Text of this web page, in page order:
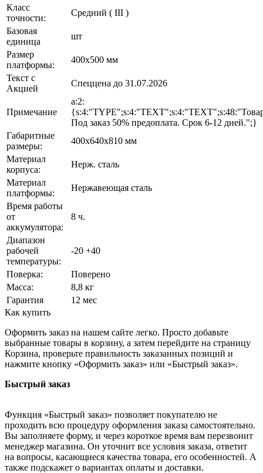
Класс
точности:
Средний ( III )
Базовая
единица
шт
Размер
платформы:
400х500 мм
Текст с
Акцией
Спеццена до 31.07.2026
Примечание
a:2:
Под заказ 50% предоплата. Срок 6-12 дней.";}
Габаритные
размеры:
400х640х810 мм
Материал
корпуса:
Нерж. сталь
Материал
платформы:
Нержавеющая сталь
Время работы
от
аккумулятора:
8 ч.
Диапазон
рабочей
температуры:
-20 +40
Поверка:
Поверено
Масса:
8,8 кг
Гарантия
12 мес
Как купить
Оформить заказ на нашем сайте легко. Просто добавьте
выбранные товары в корзину, а затем перейдите на страницу
Корзина, проверьте правильность заказанных позиций и
нажмите кнопку «Оформить заказ» или «Быстрый заказ».
Быстрый заказ
Функция «Быстрый заказ» позволяет покупателю не
проходить всю процедуру оформления заказа самостоятельно.
Вы заполняете форму, и через короткое время вам перезвонит
менеджер магазина. Он уточнит все условия заказа, ответит
на вопросы, касающиеся качества товара, его особенностей. А
также подскажет о вариантах оплаты и доставки.